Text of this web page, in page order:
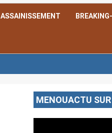
ASSAINISSEMENT
MENOUACTU